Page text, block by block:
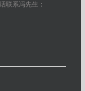
联系冯先生：